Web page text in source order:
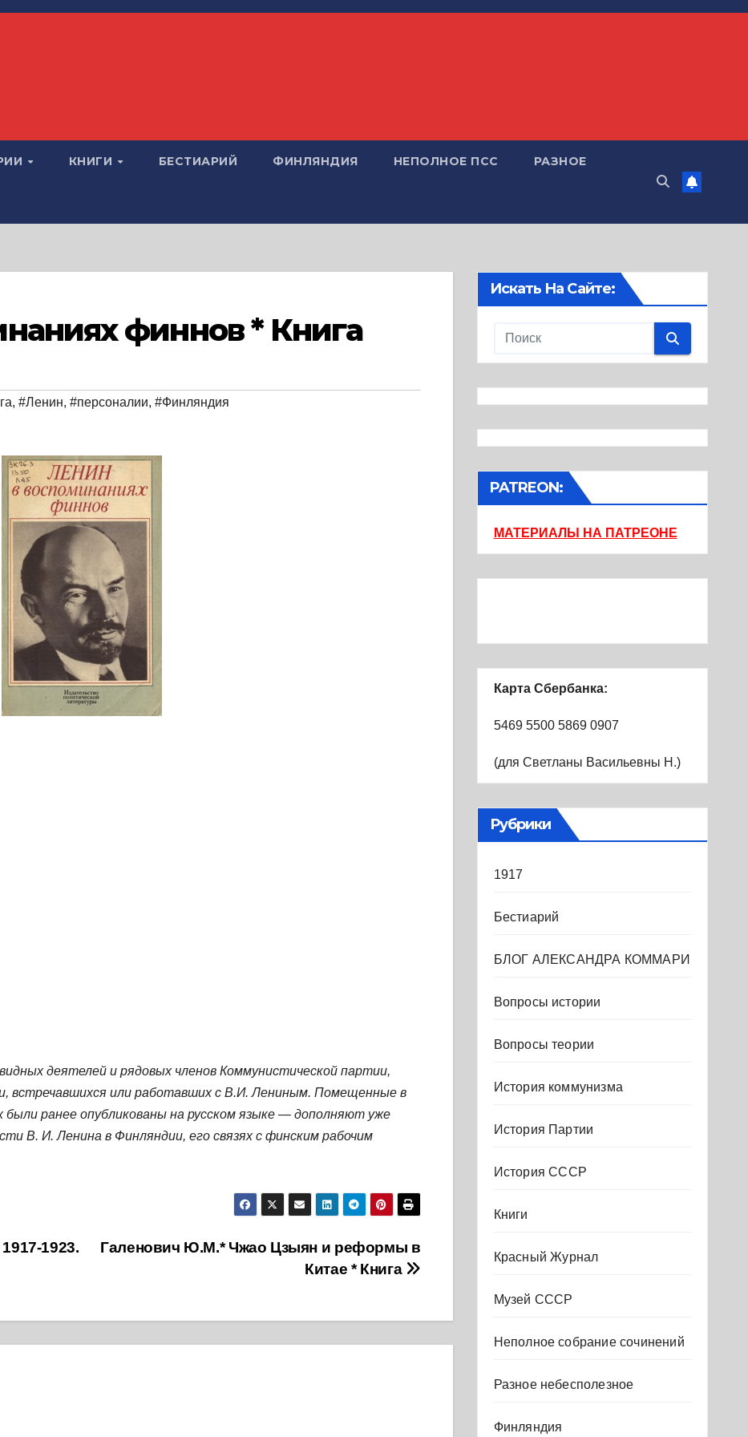
КНИГИ БЕСТИАРИЙ ФИНЛЯНДИЯ НЕПОЛНОЕ ПСС РАЗНОЕ
финнов * Книга
, #Ленин, #персоналии, #Финляндия
деятелей и рядовых членов Коммунистической партии,
встречавшихся или работавших с В.И. Лениным. Помещенные в
ранее опубликованы на русском языке — дополняют уже
В. И. Ленина в Финляндии, его связях с финским рабочим
Галенович Ю.М.* Чжао Цзыян и реформы в
Китае * Книга
1923.
Искать На Сайте:
PATREON:
МАТЕРИАЛЫ НА ПАТРЕОНЕ
Карта Сбербанка:
5469 5500 5869 0907
(для Светланы Васильевны Н.)
Рубрики
1917
Бестиарий
БЛОГ АЛЕКСАНДРА КОММАРИ
Вопросы истории
Вопросы теории
История коммунизма
История Партии
История СССР
Книги
Красный Журнал
Музей СССР
Неполное собрание сочинений
Разное небесполезное
Финляндия